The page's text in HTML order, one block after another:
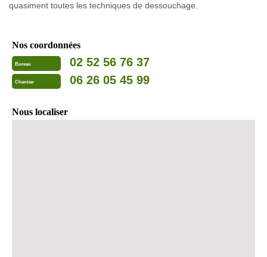
quasiment toutes les techniques de dessouchage.
Nos coordonnées
Bureau 02 52 56 76 37
Chantier 06 26 05 45 99
Nous localiser